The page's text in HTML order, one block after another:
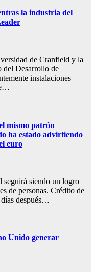
la industria del
de Cranfield y la
del Desarrollo de
instalaciones
mismo patrón
ha estado advirtiendo
euro
seguirá siendo un logro
de personas. Crédito de
después…
Unido generar